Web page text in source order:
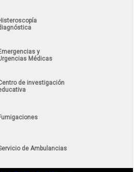
y
Médicas
de investigación
de Ambulancias